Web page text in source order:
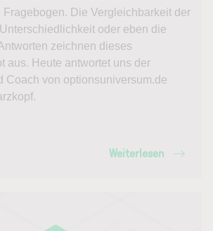
Fragebogen. Die Vergleichbarkeit der
oder eben die
zeichnen dieses
aus. Heute antwortet uns der
Coach von optionsuniversum.de
Weiterlesen